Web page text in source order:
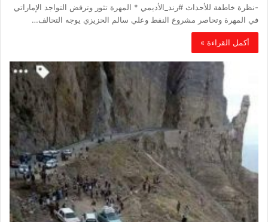
-نظرة خاطفة للأحداث #رند_الأديمي * المهرة تثور وترفض التواجد الإماراتي
في المهرة وتحاصر مشروع النفط وعلي سالم الحزيزي يوجه التحالف…
أكمل القراءة »